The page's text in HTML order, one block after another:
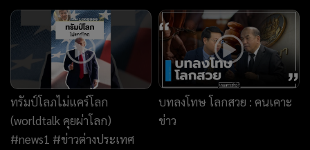
ถอนหมุดข่าว
วงการค้าเหล็กไทยเดือด แฉ
กฎบีบ เตาหลอมIF ส่อเอื้อทุน
ข่าวลึกปมลับ
'หมอพร้อม-ทะเบียนรถ'ข้อมูล